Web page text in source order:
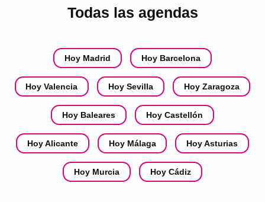
Todas las agendas
Hoy Madrid Hoy Barcelona
Hoy Valencia Hoy Sevilla Hoy Zaragoza
Hoy Baleares Hoy Castellón
Hoy Alicante Hoy Málaga Hoy Asturias
Hoy Murcia Hoy Cádiz